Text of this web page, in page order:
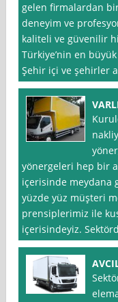
gelen firmalardan
deneyim ve
kaliteli ve güvenilir
Türkiye’nin en
Şehir içi ve şehirler
yönergeleri hep bir
içerisinde meydana
yüzde yüz müşteri
prensiplerimiz ile
içerisindeyiz.